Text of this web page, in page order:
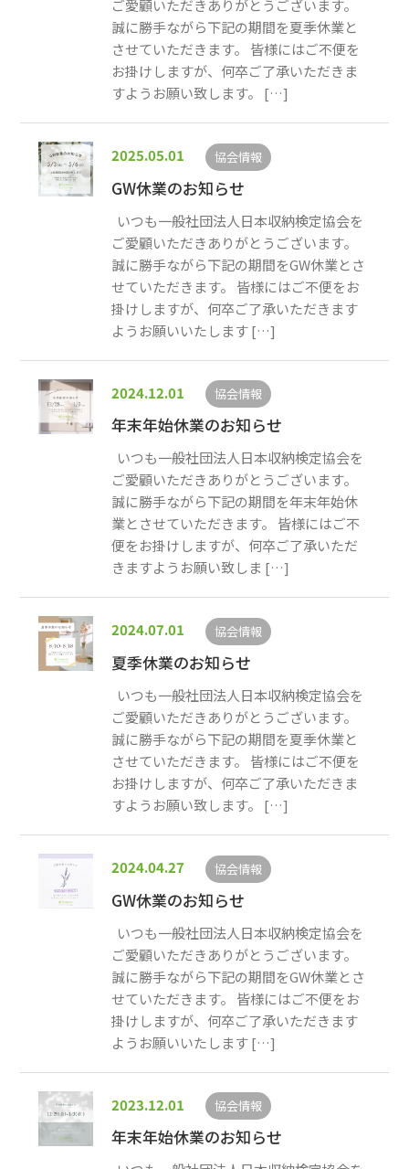
ご愛顧いただきありがとうございます。
誠に勝手ながら下記の期間を夏季休業と
させていただきます。 皆様にはご不便を
お掛けしますが、何卒ご了承いただきま
すようお願い致します。 […]
2025.05.01 協会情報
GW休業のお知らせ
いつも一般社団法人日本収納検定協会を
ご愛顧いただきありがとうございます。
誠に勝手ながら下記の期間をGW休業とさ
せていただきます。 皆様にはご不便をお
掛けしますが、何卒ご了承いただきます
ようお願いいたします […]
2024.12.01 協会情報
年末年始休業のお知らせ
いつも一般社団法人日本収納検定協会を
ご愛顧いただきありがとうございます。
誠に勝手ながら下記の期間を年末年始休
業とさせていただきます。 皆様にはご不
便をお掛けしますが、何卒ご了承いただ
きますようお願い致しま […]
2024.07.01 協会情報
夏季休業のお知らせ
いつも一般社団法人日本収納検定協会を
ご愛顧いただきありがとうございます。
誠に勝手ながら下記の期間を夏季休業と
させていただきます。 皆様にはご不便を
お掛けしますが、何卒ご了承いただきま
すようお願い致します。 […]
2024.04.27 協会情報
GW休業のお知らせ
いつも一般社団法人日本収納検定協会を
ご愛顧いただきありがとうございます。
誠に勝手ながら下記の期間をGW休業とさ
せていただきます。 皆様にはご不便をお
掛けしますが、何卒ご了承いただきます
ようお願いいたします […]
2023.12.01 協会情報
年末年始休業のお知らせ